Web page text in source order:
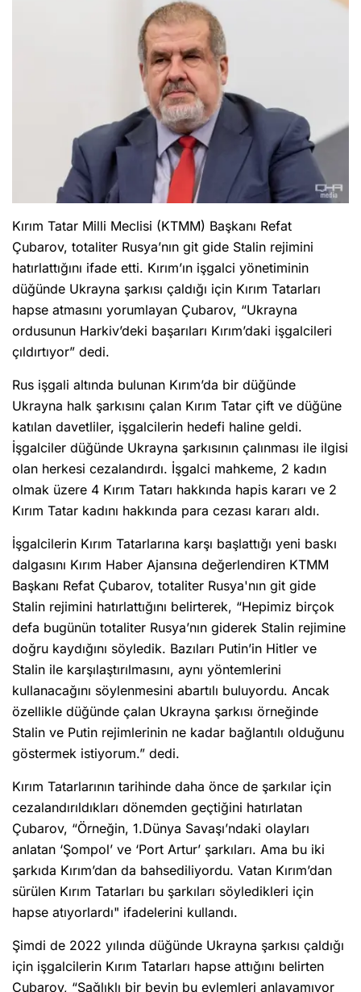
Kırım Tatar Milli Meclisi (KTMM) Başkanı Refat
Çubarov, totaliter Rusya’nın git gide Stalin rejimini
hatırlattığını ifade etti. Kırım’ın işgalci yönetiminin
düğünde Ukrayna şarkısı çaldığı için Kırım Tatarları
hapse atmasını yorumlayan Çubarov, “Ukrayna
ordusunun Harkiv’deki başarıları Kırım’daki işgalcileri
çıldırtıyor” dedi.
Rus işgali altında bulunan Kırım’da bir düğünde
Ukrayna halk şarkısını çalan Kırım Tatar çift ve düğüne
katılan davetliler, işgalcilerin hedefi haline geldi.
İşgalciler düğünde Ukrayna şarkısının çalınması ile ilgisi
olan herkesi cezalandırdı. İşgalci mahkeme, 2 kadın
olmak üzere 4 Kırım Tatarı hakkında hapis kararı ve 2
Kırım Tatar kadını hakkında para cezası kararı aldı.
İşgalcilerin Kırım Tatarlarına karşı başlattığı yeni baskı
dalgasını Kırım Haber Ajansına değerlendiren KTMM
Başkanı Refat Çubarov, totaliter Rusya'nın git gide
Stalin rejimini hatırlattığını belirterek, “Hepimiz birçok
defa bugünün totaliter Rusya’nın giderek Stalin rejimine
doğru kaydığını söyledik. Bazıları Putin’in Hitler ve
Stalin ile karşılaştırılmasını, aynı yöntemlerini
kullanacağını söylenmesini abartılı buluyordu. Ancak
özellikle düğünde çalan Ukrayna şarkısı örneğinde
Stalin ve Putin rejimlerinin ne kadar bağlantılı olduğunu
göstermek istiyorum.” dedi.
Kırım Tatarlarının tarihinde daha önce de şarkılar için
cezalandırıldıkları dönemden geçtiğini hatırlatan
Çubarov, “Örneğin, 1.Dünya Savaşı’ndaki olayları
anlatan ‘Şompol’ ve ‘Port Artur’ şarkıları. Ama bu iki
şarkıda Kırım’dan da bahsediliyordu. Vatan Kırım’dan
sürülen Kırım Tatarları bu şarkıları söyledikleri için
hapse atıyorlardı" ifadelerini kullandı.
Şimdi de 2022 yılında düğünde Ukrayna şarkısı çaldığı
için işgalcilerin Kırım Tatarları hapse attığını belirten
Çubarov, “Sağlıklı bir beyin bu eylemleri anlayamıyor